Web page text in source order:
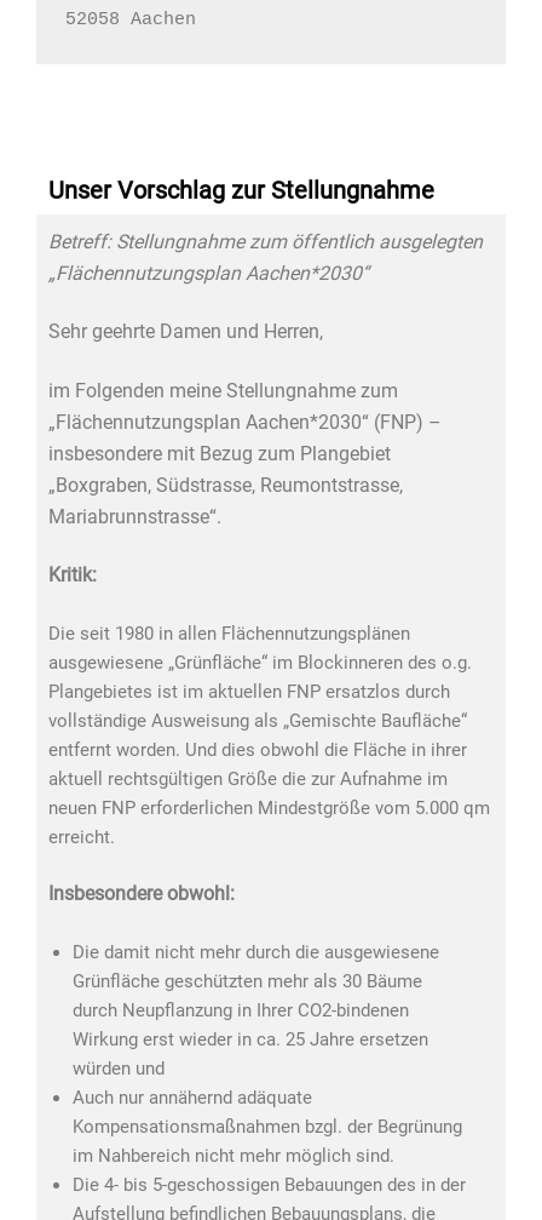
52058 Aachen
Unser Vorschlag zur Stellungnahme
Betreff: Stellungnahme zum öffentlich ausgelegten
„Flächennutzungsplan Aachen*2030“
Sehr geehrte Damen und Herren,
im Folgenden meine Stellungnahme zum
„Flächennutzungsplan Aachen*2030“ (FNP) –
insbesondere mit Bezug zum Plangebiet
„Boxgraben, Südstrasse, Reumontstrasse,
Mariabrunnstrasse“.
Kritik:
Die seit 1980 in allen Flächennutzungsplänen
ausgewiesene „Grünfläche“ im Blockinneren des o.g.
Plangebietes ist im aktuellen FNP ersatzlos durch
vollständige Ausweisung als „Gemischte Baufläche“
entfernt worden. Und dies obwohl die Fläche in ihrer
aktuell rechtsgültigen Größe die zur Aufnahme im
neuen FNP erforderlichen Mindestgröße vom 5.000 qm
erreicht.
Insbesondere obwohl:
Die damit nicht mehr durch die ausgewiesene
Grünfläche geschützten mehr als 30 Bäume
durch Neupflanzung in Ihrer CO2-bindenen
Wirkung erst wieder in ca. 25 Jahre ersetzen
würden und
Auch nur annähernd adäquate
Kompensationsmaßnahmen bzgl. der Begrünung
im Nahbereich nicht mehr möglich sind.
Die 4- bis 5-geschossigen Bebauungen des in der
Aufstellung befindlichen Bebauungsplans, die